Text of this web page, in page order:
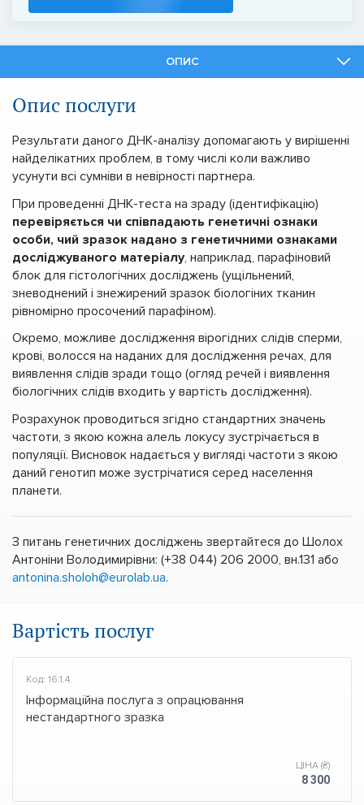
ОПИС
Опис послуги
Результати даного ДНК-аналізу допомагають у вирішенні
найделікатних проблем, в тому числі коли важливо
усунути всі сумніви в невірності партнера.
При проведенні ДНК-теста на зраду (ідентифікацію)
перевіряється чи співпадають генетичні ознаки
особи, чий зразок надано з генетичними ознаками
досліджуваного матеріалу, наприклад, парафіновий
блок для гістологічних досліджень (ущільнений,
зневоднений і знежирений зразок біологіних тканин
рівномірно просочений парафіном).
Окремо, можливе дослідження вірогідних слідів сперми,
крові, волосся на наданих для дослідження речах, для
виявлення слідів зради тощо (огляд речей і виявлення
біологічних слідів входить у вартість дослідження).
Розрахунок проводиться згідно стандартних значень
частоти, з якою кожна алель локусу зустрічається в
популяції. Висновок надається у вигляді частоти з якою
даний генотип може зустрічатися серед населення
планети.
З питань генетичних досліджень звертайтеся до Шолох
Антоніни Володимирівни: (+38 044) 206 2000, вн.131 або
antonina.sholoh@eurolab.ua.
Вартість послуг
Код: 16.1.4.
Інформаційна послуга з опрацювання
нестандартного зразка
ЦІНА (₴)
8 300